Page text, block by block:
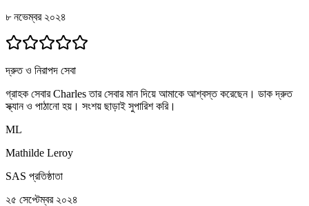
৮ নভেম্বর ২০২৪
দ্রুত ও নিরাপদ সেবা
গ্রাহক সেবার Charles তার সেবার মান দিয়ে আমাকে আশ্বস্ত করেছেন। ডাক দ্রুত
স্ক্যান ও পাঠানো হয়। সংশয় ছাড়াই সুপারিশ করি।
ML
Mathilde Leroy
SAS প্রতিষ্ঠাতা
২৫ সেপ্টেম্বর ২০২৪